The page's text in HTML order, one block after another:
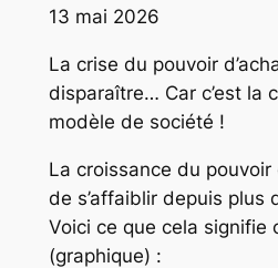
13 mai 2026
La crise du pouvoir
disparaître… Car c’est la
modèle de société !
La croissance du pouvoir
de s’affaiblir depuis plus
Voici ce que cela signifie
(graphique) :